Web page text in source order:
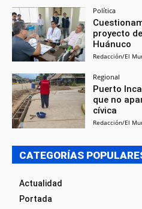
Política
proyecto
Huánuco
Redacción/El
Regional
Puerto
que no
cívica
Redacción/El
CATEGORÍAS
Actualidad
Portada